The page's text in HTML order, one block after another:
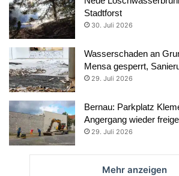
Stadtforst
30. Juli 2026
Wasserschaden an
Mensa gesperrt,
29. Juli 2026
Bernau: Parkplatz
Angergang wieder
29. Juli 2026
Mehr anzeigen